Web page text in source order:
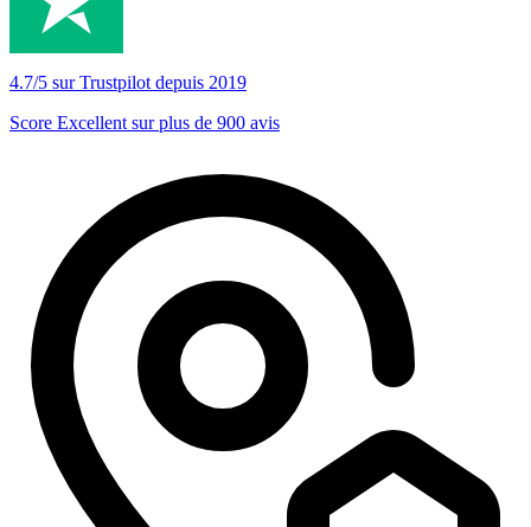
4.7/5 sur Trustpilot depuis 2019
Score Excellent sur plus de 900 avis